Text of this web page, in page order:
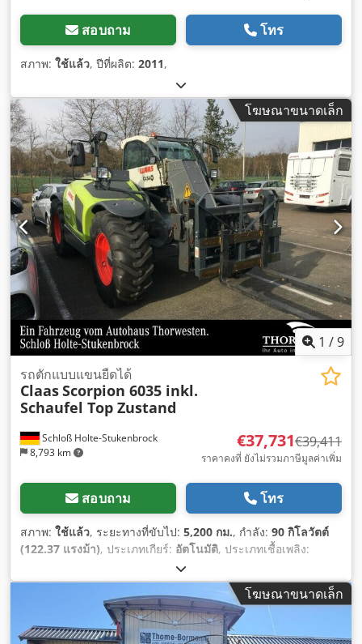
สอบถาม โทร
สภาพ: ใช้แล้ว, ปีที่ผลิต: 2011,
โฆษณาขนาดเล็ก
1 /9
Schloß Holte-Stukenbrock
8,793 km
รถตักแบบแขนยืดได้
ClaasScorpion 6035 inkl.
Schaufel Top Zustand
€37,731€39,411
ราคาคงที่ ยังไม่รวมภาษีมูลค่าเพิ่ม
สอบถาม โทร
สภาพ: ใช้แล้ว, ระยะทางที่ขับไป: 5,200 กม., กำลัง: 90 กิโลวัตต์
(122.37 แรงม้า), ประเภทเกียร์: อัตโนมัติ, ประเภทเชื้อเพลิง:
8,500 กก.
หนักบรรทุกสูงสุด:2,900 กก., ความสูงยก:6,150,000 มม, จำนวน
, การลงทะเบียนครั้งแรก:01/2016, ชั่วโมงการทำงาน:
, ความสูงรวม:46,800 มม, ห้องโดยสารคนขับ:
ระยะฐานล้อ:2,850 มม
โฆษณาขนาดเล็ก